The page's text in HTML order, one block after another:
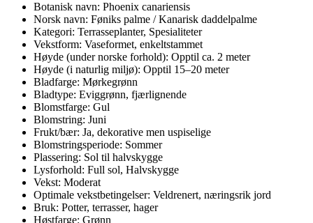
Botanisk navn: Phoenix canariensis
Norsk navn: Føniks palme / Kanarisk daddelpalme
Kategori: Terrasseplanter, Spesialiteter
Vekstform: Vaseformet, enkeltstammet
Høyde (under norske forhold): Opptil ca. 2 meter
Høyde (i naturlig miljø): Opptil 15–20 meter
Bladfarge: Mørkegrønn
Bladtype: Eviggrønn, fjærlignende
Blomstfarge: Gul
Blomstring: Juni
Frukt/bær: Ja, dekorative men uspiselige
Blomstringsperiode: Sommer
Plassering: Sol til halvskygge
Lysforhold: Full sol, Halvskygge
Vekst: Moderat
Optimale vekstbetingelser: Veldrenert, næringsrik jord
Bruk: Potter, terrasser, hager
Høstfarge: Grønn